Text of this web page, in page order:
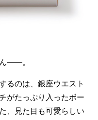
――。
るのは、銀座ウエスト
がたっぷり入ったボー
、見た目も可愛らしい